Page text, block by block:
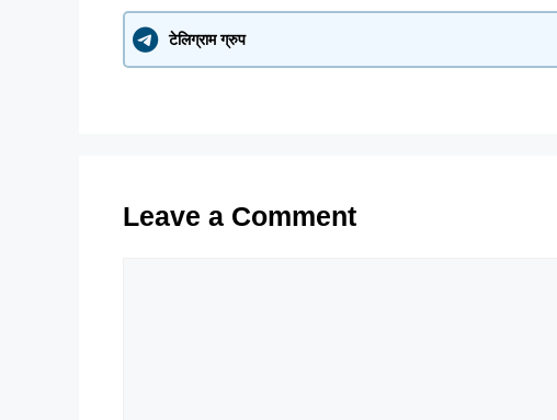
टेलिग्राम ग्रुप
Leave a Comment